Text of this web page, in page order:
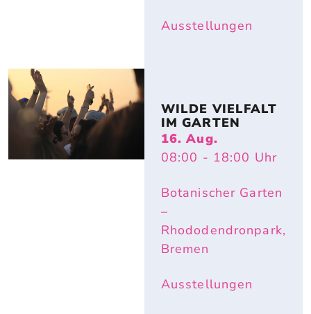
Ausstellungen
WILDE VIELFALT
IM GARTEN
16. Aug.
08:00 - 18:00 Uhr
Botanischer Garten
–
Rhododendronpark,
Bremen
Ausstellungen